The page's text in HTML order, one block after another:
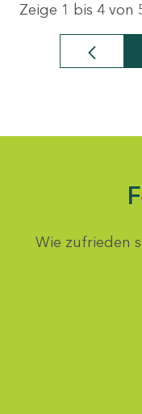
Zeige 1 bis 4 von
Wie zufrieden